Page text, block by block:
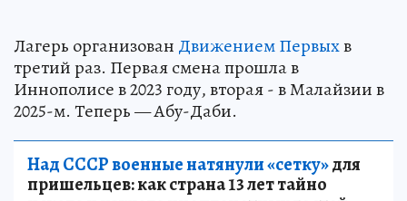
Лагерь организован Движением Первыхв
третий раз. Первая смена прошла в
Иннополисе в 2023 году, вторая - в Малайзии в
2025-м. Теперь — Абу-Даби.
Над СССР военные натянули «сетку»для
пришельцев: как страна 13 лет тайно